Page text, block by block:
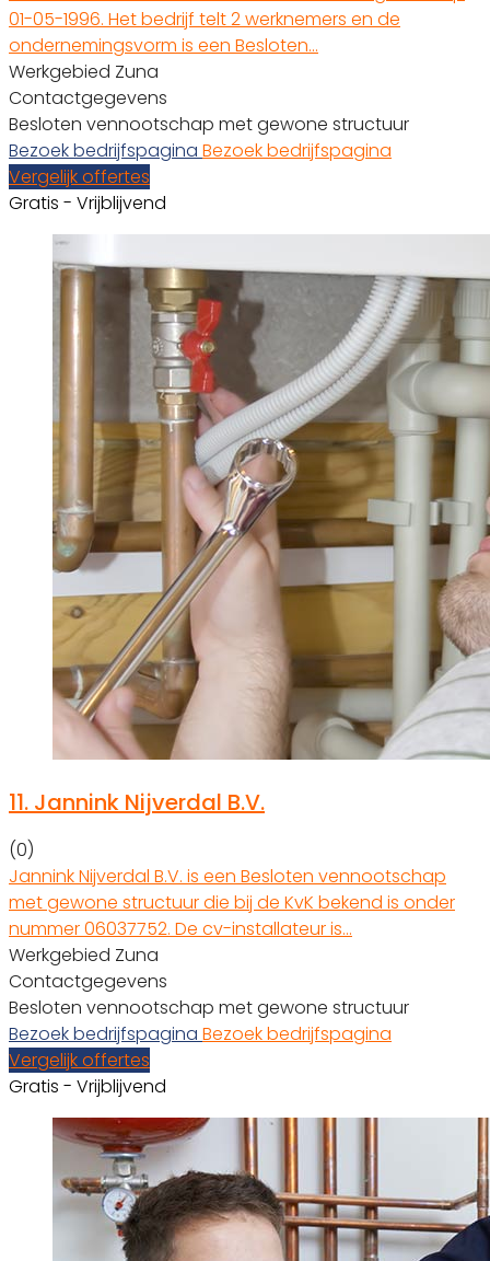
01-05-1996. Het bedrijf telt 2 werknemers en de
ondernemingsvorm is een Besloten…
Werkgebied Zuna
Contactgegevens
Besloten vennootschap met gewone structuur
Bezoek bedrijfspagina Bezoek bedrijfspagina
Vergelijk offertes
Gratis - Vrijblijvend
11. Jannink Nijverdal B.V.
(0)
Jannink Nijverdal B.V. is een Besloten vennootschap
met gewone structuur die bij de KvK bekend is onder
nummer 06037752. De cv-installateur is…
Werkgebied Zuna
Contactgegevens
Besloten vennootschap met gewone structuur
Bezoek bedrijfspagina Bezoek bedrijfspagina
Vergelijk offertes
Gratis - Vrijblijvend